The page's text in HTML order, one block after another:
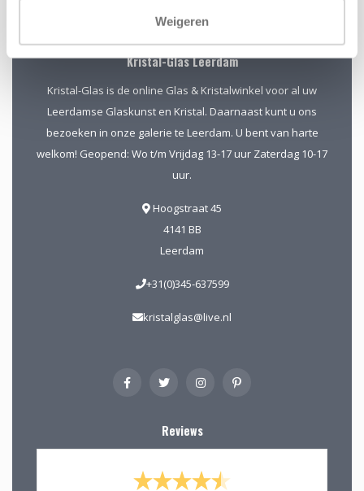
Weigeren
Kristal-Glas Leerdam
Kristal-Glas is de online Glas & Kristalwinkel voor al uw
Leerdamse Glaskunst en Kristal. Daarnaast kunt u ons
bezoeken in onze galerie te Leerdam. U bent van harte
welkom! Geopend: Wo t/m Vrijdag 13-17 uur Zaterdag 10-17
uur.
Hoogstraat 45
4141 BB
Leerdam
+31(0)345-637599
kristalglas@live.nl
Reviews